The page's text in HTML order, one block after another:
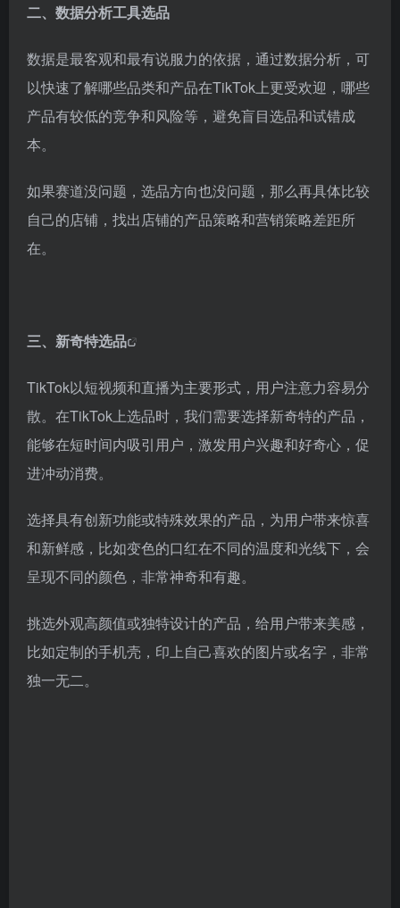
二、数据分析工具选品
数据是最客观和最有说服力的依据，通过数据分析，可
以快速了解哪些品类和产品在TikTok上更受欢迎，哪些
产品有较低的竞争和风险等，避免盲目选品和试错成
本。
如果赛道没问题，选品方向也没问题，那么再具体比较
自己的店铺，找出店铺的产品策略和营销策略差距所
在。
三、 新奇特选品
TikTok以短视频和直播为主要形式，用户注意力容易分
散。在TikTok上选品时，我们需要选择新奇特的产品，
能够在短时间内吸引用户，激发用户兴趣和好奇心，促
进冲动消费。
选择具有创新功能或特殊效果的产品，为用户带来惊喜
和新鲜感，比如变色的口红在不同的温度和光线下，会
呈现不同的颜色，非常神奇和有趣。
挑选外观高颜值或独特设计的产品，给用户带来美感，
比如定制的手机壳，印上自己喜欢的图片或名字，非常
独一无二。